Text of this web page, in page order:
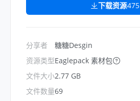
下载资源475
分享者
资源类型
文件大小
文件数量
糖糖Desgin
Eaglepack 素材包
2.77 GB
69